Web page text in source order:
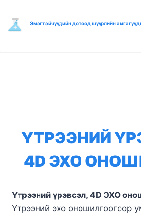
Эмэгтэйчүүдийн дотоод шүүрлийн
ҮТРЭЭНИЙ
4D ЭХО
Үтрээний үрэвсэл, 4D ЭХО
Үтрээний эхо оношилгоогоор